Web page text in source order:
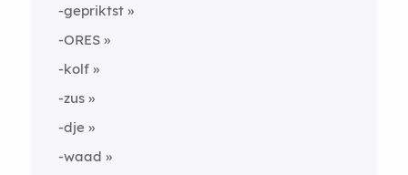
-gepriktst
-ORES
-kolf
-zus
-dje
-waad